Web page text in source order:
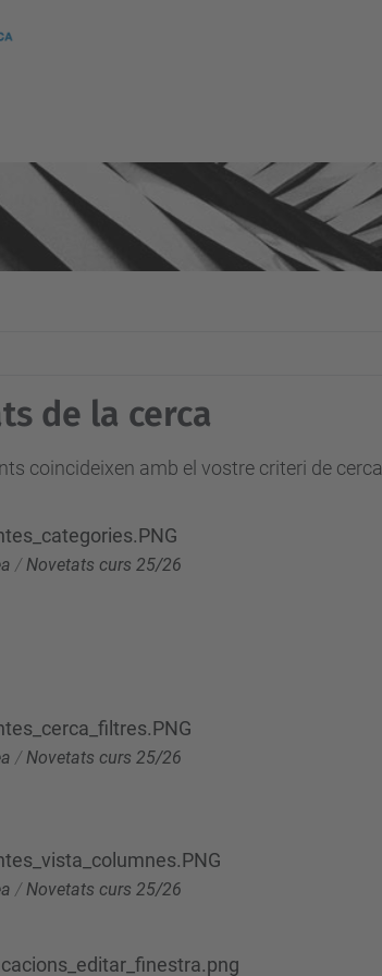
de la cerca
coincideixen amb el vostre criteri de cerca
/ Novetats curs 25/26
/Novetats curs 25/26
/ Novetats curs 25/26